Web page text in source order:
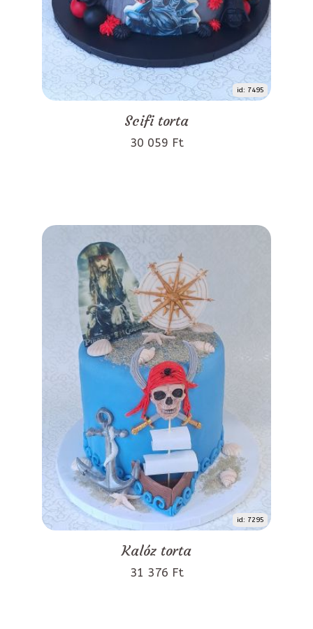
id: 7495
Scifi torta
30 059 Ft
id: 7295
Kalóz torta
31 376 Ft